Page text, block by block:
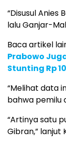
“Disusul Anies
lalu Ganjar-
Baca artikel
Prabowo
Stunting Rp
“Melihat data
bahwa pemilu
“Artinya satu
Gibran,” lanjut